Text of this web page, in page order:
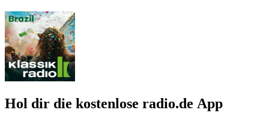
Hol dir die kostenlose radio.de App